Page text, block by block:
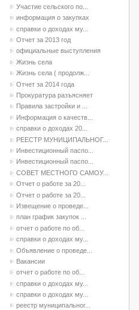
Участие сельского по...
информация о закупках
справки о доходах му...
Отчет за 2013 год
официальные выступления
Жизнь села
Жизнь села ( продолж...
Отчет за 2014 года
Прокуратура разъясняет
Правила застройки и ...
Информация о качеств...
справки о доходах 20...
РЕЕСТР МУНИЦИПАЛЬНОГ...
Инвестиционный паспо...
Инвестиционный паспо...
СОВЕТ МЕСТНОГО САМОУ...
Отчет о работе за 20...
Отчет о работе за 20...
Извещение о проведе...
план график закупок ...
отчет о работе по об...
справки о доходах му...
Объявление о проведе...
Вакансии
отчет о работе по об...
справки о доходах му...
справки о доходах му...
реестр муниципальног...